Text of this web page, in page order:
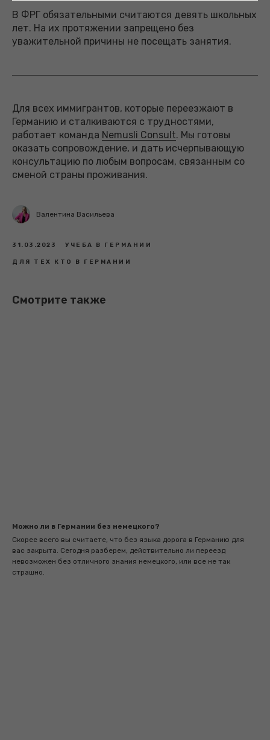
В ФРГ обязательными считаются девять школьных
лет. На их протяжении запрещено без
уважительной причины не посещать занятия.
Для всех иммигрантов, которые переезжают в
Германию и сталкиваются с трудностями,
работает команда Nemusli Consult. Мы готовы
оказать сопровождение, и дать исчерпывающую
консультацию по любым вопросам, связанным со
сменой страны проживания.
Валентина Васильева
31.03.2023 УЧЕБА В ГЕРМАНИИ
ДЛЯ ТЕХ КТО В ГЕРМАНИИ
Смотрите также
Можно ли в Германии без немецкого?
Скорее всего вы считаете, что без языка дорога в Германию для
вас закрыта. Сегодня разберем, действительно ли переезд
невозможен без отличного знания немецкого, или все не так
страшно.